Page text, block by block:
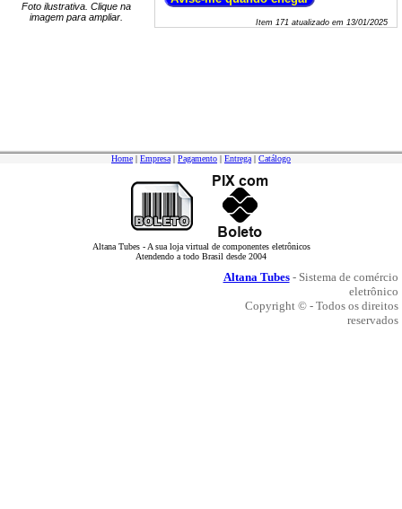
Foto ilustrativa. Clique na
imagem para ampliar.
Item 171atualizado em 13/01/2025
Home | Empresa | Pagamento | Entrega | Catálogo
Altana Tubes - A sua loja virtual de componentes eletrônicos
Atendendo a todo Brasil desde 2004
Altana Tubes- Sistema de comércio
eletrônico
Copyright © - Todos os direitos
reservados